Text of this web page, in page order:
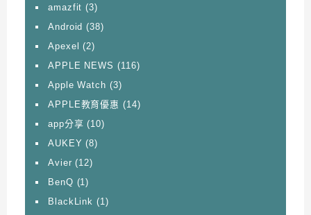
amazfit (3)
Android (38)
Apexel (2)
APPLE NEWS (116)
Apple Watch (3)
APPLE教育優惠 (14)
app分享 (10)
AUKEY (8)
Avier (12)
BenQ (1)
BlackLink (1)